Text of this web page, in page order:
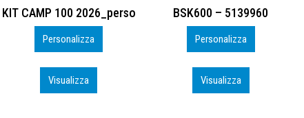
BSK600 – 5139960
Personalizza
Visualizza
DTF
Personalizza
Visualizza